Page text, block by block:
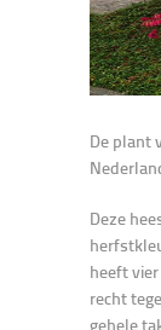
De plant
Deze
heeft
recht
gehele